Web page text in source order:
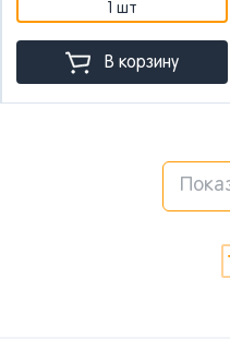
1 шт
В корзину